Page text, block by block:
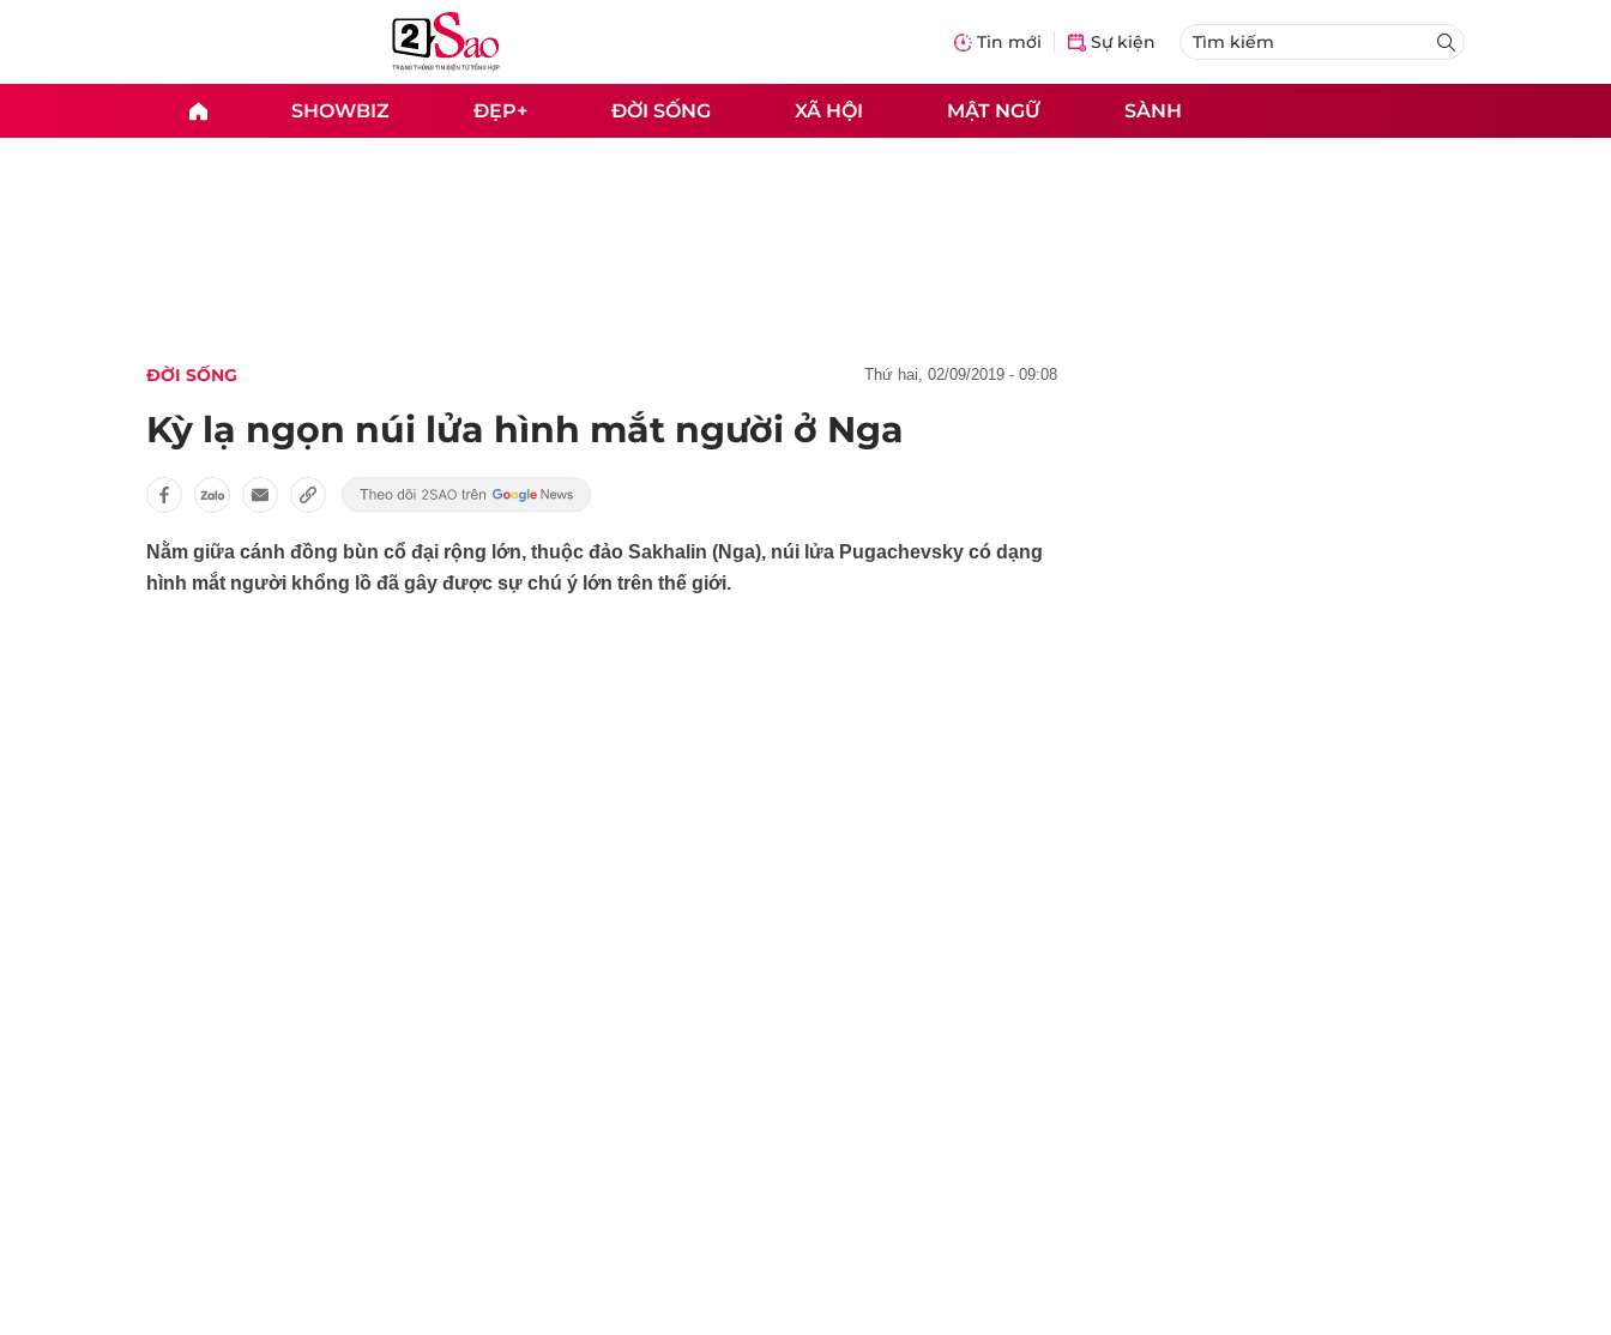
Tin mới Sự kiện
SHOWBIZ ĐẸP+ ĐỜI SỐNG XÃ HỘI MẬT NGỮ SÀNH
ĐỜI SỐNG thứ hai, 02/09/2019 - 09:08
Kỳ lạ ngọn núi lửa hình mắt người ở Nga
Nằm giữa cánh đồng bùn cổ đại rộng lớn, thuộc đảo Sakhalin (Nga), núi lửa Pugachevsky có dạng
hình mắt người khổng lồ đã gây được sự chú ý lớn trên thế giới.